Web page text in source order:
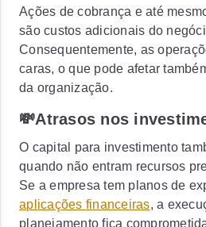
Ações de cobrança e até
são custos adicionais do
Consequentemente, as
caras, o que pode afetar
da organização.
💸Atrasos nos
O capital para investimento
quando não entram recursos
Se a empresa tem planos de
aplicações financeiras, a
planejamento fica